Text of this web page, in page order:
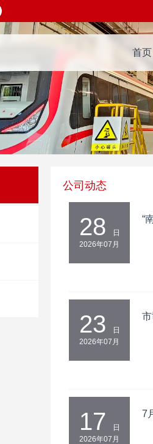
首页
公司动态
28
日
2026年07月
“
23
日
2026年07月
17
日
2026年07月
7